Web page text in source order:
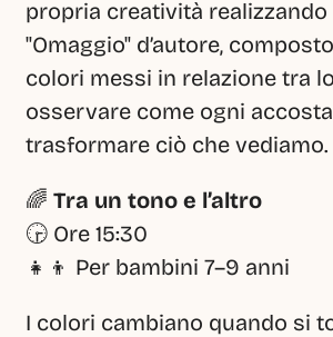
propria creatività
"Omaggio" d’autore,
colori messi in relazione tra
osservare come ogni
trasformare ciò che vediamo.
🌈 Tra un tono e l’altro
🕞 Ore 15:30
👧👦 Per bambini 7–9 anni
I colori cambiano quando si